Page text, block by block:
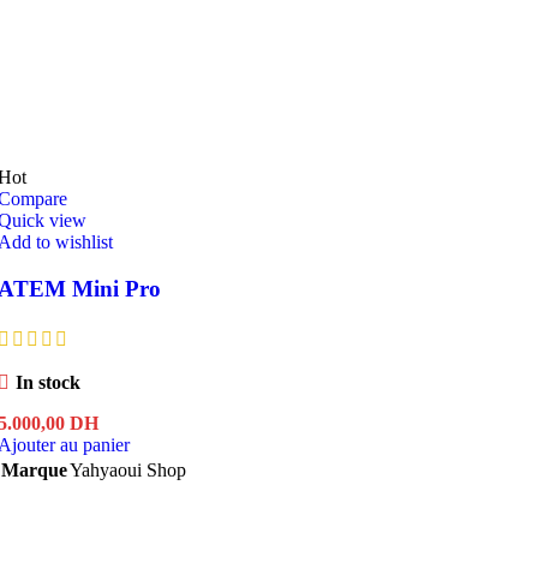
view
to wishlist
Mini Pro
In stock
DH
au panier
MarqueYahyaoui Shop